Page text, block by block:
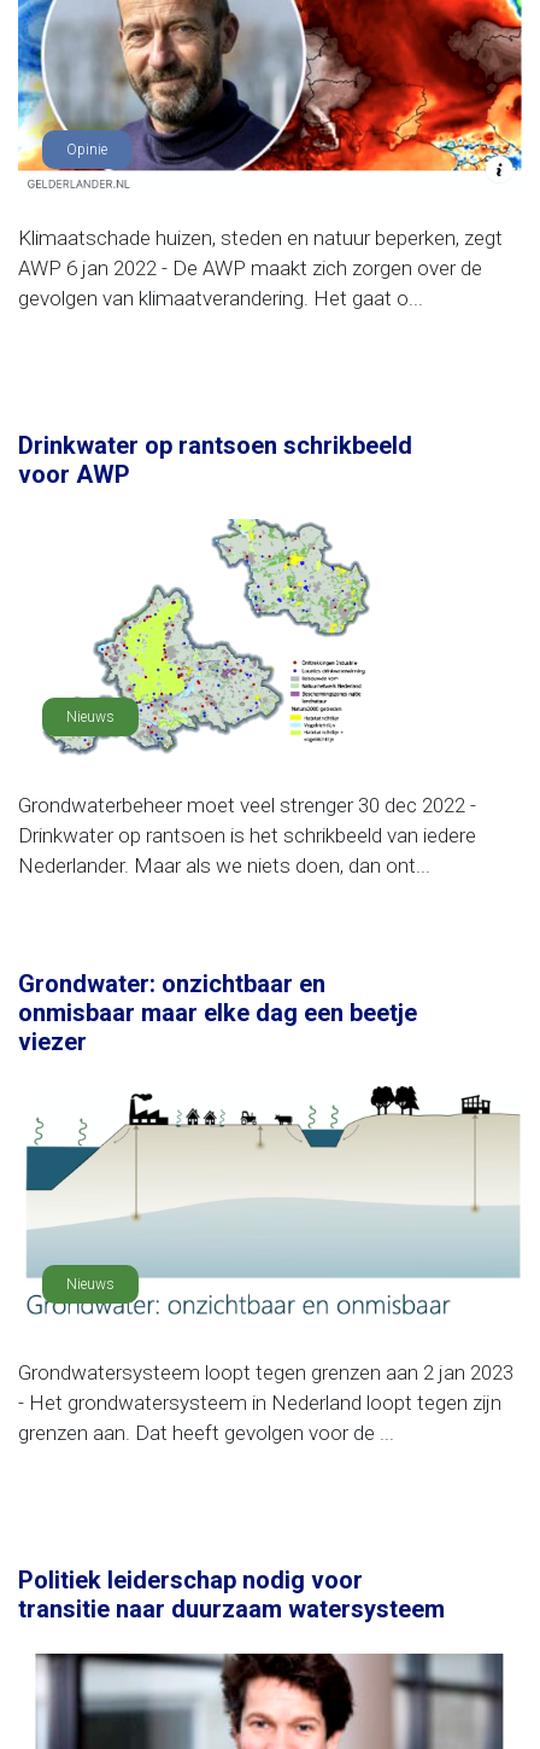
Opinie
Klimaatschade huizen, steden en natuur beperken, zegt
AWP 6 jan 2022 - De AWP maakt zich zorgen over de
gevolgen van klimaatverandering. Het gaat o...
Drinkwater op rantsoen schrikbeeld
voor AWP
Nieuws
Grondwaterbeheer moet veel strenger 30 dec 2022 -
Drinkwater op rantsoen is het schrikbeeld van iedere
Nederlander. Maar als we niets doen, dan ont...
Grondwater: onzichtbaar en
onmisbaar maar elke dag een beetje
viezer
Nieuws
Grondwatersysteem loopt tegen grenzen aan 2 jan 2023
- Het grondwatersysteem in Nederland loopt tegen zijn
grenzen aan. Dat heeft gevolgen voor de ...
Politiek leiderschap nodig voor
transitie naar duurzaam watersysteem